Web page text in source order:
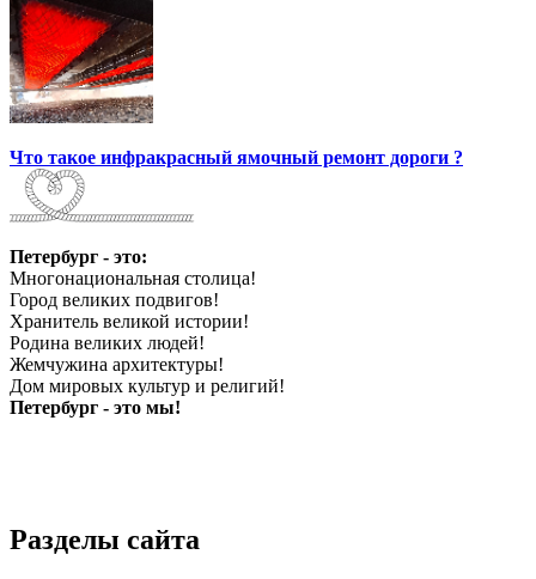
Что такое инфракрасный ямочный ремонт дороги ?
Петербург - это:
Многонациональная столица!
Город великих подвигов!
Хранитель великой истории!
Родина великих людей!
Жемчужина архитектуры!
Дом мировых культур и религий!
Петербург - это мы!
Разделы сайта